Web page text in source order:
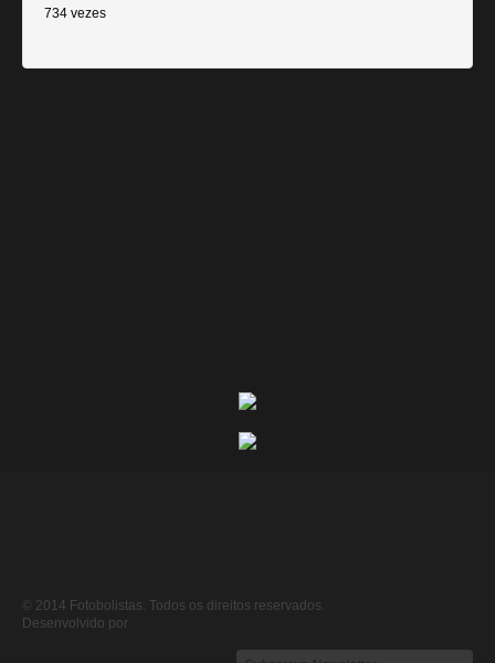
734 vezes
© 2014 Fotobolistas. Todos os direitos reservados.
Desenvolvido por